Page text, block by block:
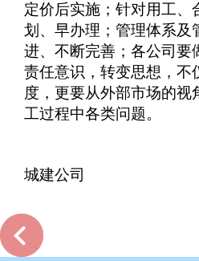
定价后实施；针对用工、
划、早办理；管理体系及
进、不断完善；各公司要
责任意识，转变思想，不
度，更要从外部市场的视
工过程中各类问题。
城建公司